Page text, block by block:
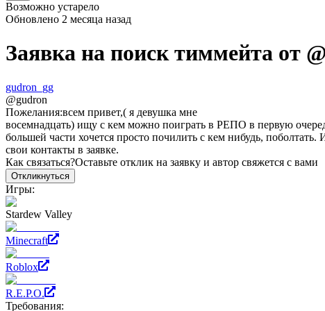
Возможно устарело
Обновлено 2 месяца назад
Заявка на поиск тиммейта от @
gudron_gg
@gudron
Пожелания:всем привет,( я девушка мне
восемнадцать) ищу с кем можно поиграть в РЕПО в первую
большей части хочется просто почилить с кем нибудь,
свои контакты в заявке.
Как связаться?Оставьте отклик на заявку и автор свяжется с вами
Откликнуться
Игры:
Stardew Valley
Minecraft
Roblox
R.E.P.O.
Требования: